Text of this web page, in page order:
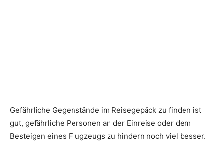
Gefährliche Gegenstände im Reisegepäck zu finden ist
gut, gefährliche Personen an der Einreise oder dem
Besteigen eines Flugzeugs zu hindern noch viel besser.